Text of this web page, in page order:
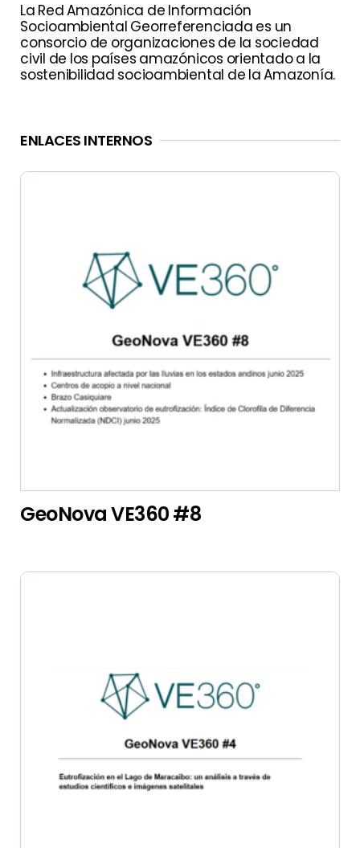
La Red Amazónica de Información
Socioambiental Georreferenciada es un
consorcio de organizaciones de la sociedad
civil de los países amazónicos orientado a la
sostenibilidad socioambiental de la Amazonía.
ENLACES INTERNOS
GeoNova VE360 #8